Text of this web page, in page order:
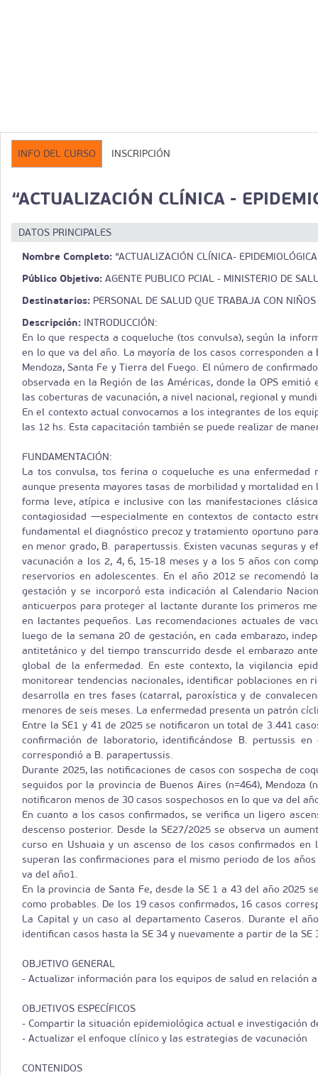
INFO DEL CURSO INSCRIPCIÓN
“ACTUALIZACIÓN CLÍNICA -
DATOS PRINCIPALES
Nombre Completo: “ACTUALIZACIÓN CLÍNICA-
Público Objetivo: AGENTE PUBLICO PCIAL - MINISTERIO DE
Destinatarios: PERSONAL DE SALUD QUE TRABAJA CON
Descripción: INTRODUCCIÓN:
En lo que respecta a coqueluche (tos convulsa), según la
en lo que va del año. La mayoría de los casos corresponden
Mendoza, Santa Fe y Tierra del Fuego. El número de
observada en la Región de las Américas, donde la OPS
las coberturas de vacunación, a nivel nacional, regional y
En el contexto actual convocamos a los integrantes de los
las 12 hs. Esta capacitación también se puede realizar de
FUNDAMENTACIÓN:
La tos convulsa, tos ferina o coqueluche es una
aunque presenta mayores tasas de morbilidad y mortalidad
forma leve, atípica e inclusive con las manifestaciones
contagiosidad —especialmente en contextos de contacto
fundamental el diagnóstico precoz y tratamiento oportuno
en menor grado, B. parapertussis. Existen vacunas seguras y
vacunación a los 2, 4, 6, 15-18 meses y a los 5 años con
reservorios en adolescentes. En el año 2012 se
gestación y se incorporó esta indicación al Calendario
anticuerpos para proteger al lactante durante los primeros
en lactantes pequeños. Las recomendaciones actuales de
luego de la semana 20 de gestación, en cada embarazo,
antitetánico y del tiempo transcurrido desde el embarazo
global de la enfermedad. En este contexto, la vigilancia
monitorear tendencias nacionales, identificar poblaciones en
desarrolla en tres fases (catarral, paroxística y de
menores de seis meses. La enfermedad presenta un patrón
Entre la SE1 y 41 de 2025 se notificaron un total de 3.441
confirmación de laboratorio, identificándose B. pertussis
correspondió a B. parapertussis.
Durante 2025, las notificaciones de casos con sospecha de
seguidos por la provincia de Buenos Aires (n=464), Mendoza
notificaron menos de 30 casos sospechosos en lo que va del
En cuanto a los casos confirmados, se verifica un ligero
descenso posterior. Desde la SE27/2025 se observa un
curso en Ushuaia y un ascenso de los casos confirmados
superan las confirmaciones para el mismo periodo de los
va del año1.
En la provincia de Santa Fe, desde la SE 1 a 43 del año 2025
como probables. De los 19 casos confirmados, 16 casos
La Capital y un caso al departamento Caseros. Durante el
identifican casos hasta la SE 34 y nuevamente a partir de la SE
OBJETIVO GENERAL
- Actualizar información para los equipos de salud en relación
OBJETIVOS ESPECÍFICOS
- Compartir la situación epidemiológica actual e investigación
- Actualizar el enfoque clínico y las estrategias de vacunación
CONTENIDOS